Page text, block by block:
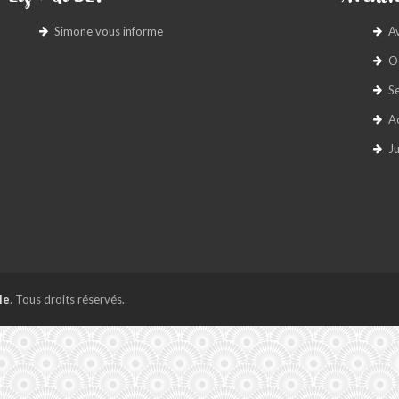
Simone vous informe
. Tous droits réservés.